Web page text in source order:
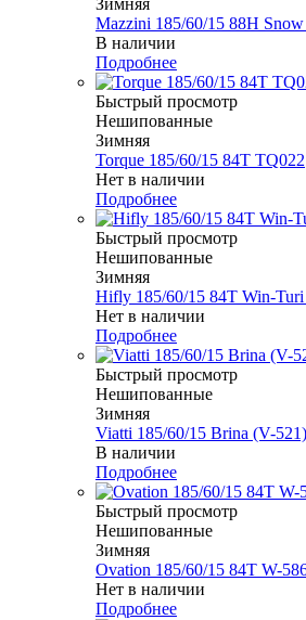
Зимняя
Mazzini 185/60/15 88H
В наличии
Подробнее
Быстрый просмотр
Нешипованные
Зимняя
Torque 185/60/15 84T TQ022
Нет в наличии
Подробнее
Быстрый просмотр
Нешипованные
Зимняя
Hifly 185/60/15 84T Win-Turi
Нет в наличии
Подробнее
Быстрый просмотр
Нешипованные
Зимняя
Viatti 185/60/15 Brina (V-521)
В наличии
Подробнее
Быстрый просмотр
Нешипованные
Зимняя
Ovation 185/60/15 84T W-
Нет в наличии
Подробнее